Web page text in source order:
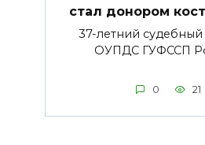
стал донором
37-летний
ОУПДС ГУФССП
0 21